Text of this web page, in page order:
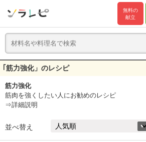
無料の
献立
｢筋力強化」のレシピ
筋力強化
筋肉を強くしたい人にお勧めのレシピ
⇒詳細説明
並べ替え